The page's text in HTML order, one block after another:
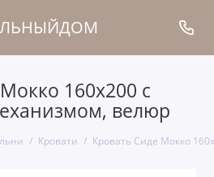
160х200 с
велюр
Кровати Кровать Сиде Мокко